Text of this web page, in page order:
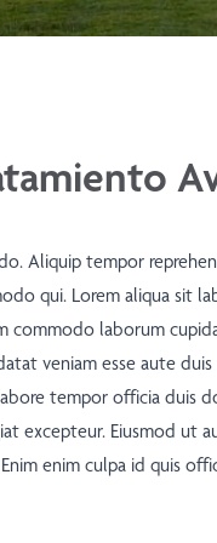
Aliquip tempor
qui. Lorem aliqua sit
commodo laborum
veniam esse aute
tempor officia duis
excepteur. Eiusmod ut
enim culpa id quis